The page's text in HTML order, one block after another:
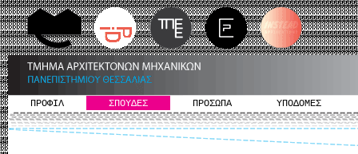
ΠΡΟΦΙΛ ΣΠΟΥΔΕΣ ΠΡΟΣΩΠΑ ΥΠΟΔΟΜΕΣ